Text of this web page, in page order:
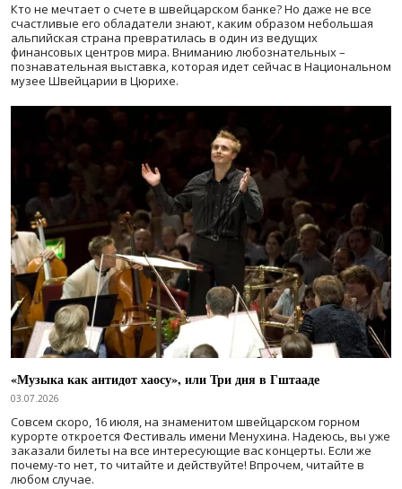
Кто не мечтает о счете в швейцарском банке? Но даже не все
счастливые его обладатели знают, каким образом небольшая
альпийская страна превратилась в один из ведущих
финансовых центров мира. Вниманию любознательных –
познавательная выставка, которая идет сейчас в Национальном
музее Швейцарии в Цюрихе.
«Музыка как антидот хаосу», или Три дня в Гштааде
03.07.2026
Совсем скоро, 16 июля, на знаменитом швейцарском горном
курорте откроется Фестиваль имени Менухина. Надеюсь, вы уже
заказали билеты на все интересующие вас концерты. Если же
почему-то нет, то читайте и действуйте! Впрочем, читайте в
любом случае.